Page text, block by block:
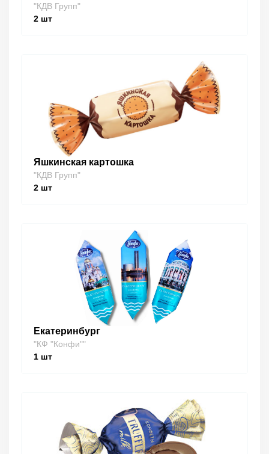
"КДВ Групп"
2 шт
Яшкинская картошка
"КДВ Групп"
2 шт
Екатеринбург
"КФ "Конфи""
1 шт